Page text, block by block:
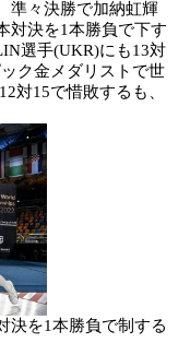
準々決勝で加納虹輝
対決を1本勝負で下す
選手(UKR)にも13対
ク金メダリストで世
対15で惜敗するも、
決を1本勝負で制する